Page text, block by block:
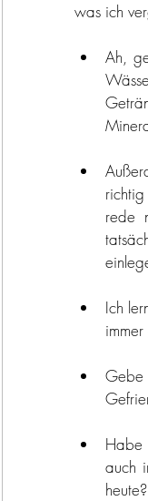
was ich
Ah,
rede
Ich
Habe
auch